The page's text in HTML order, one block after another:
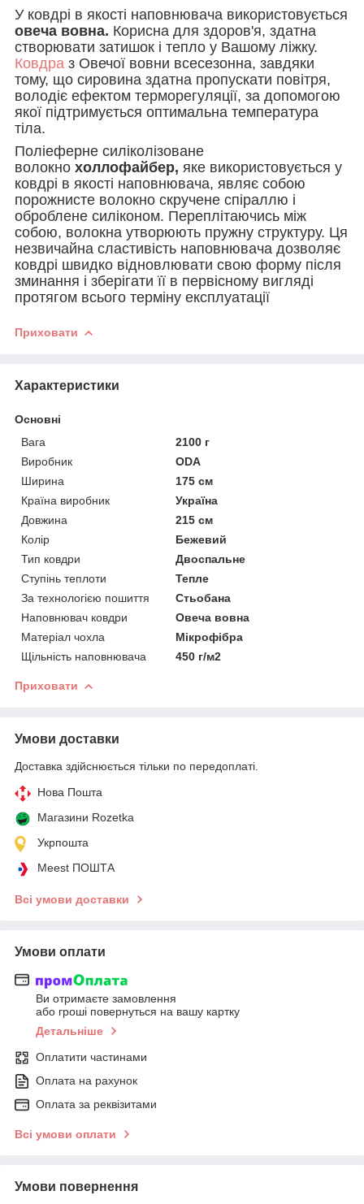
У ковдрі в якості наповнювача використовується
овеча вовна. Корисна для здоров'я, здатна
створювати затишок і тепло у Вашому ліжку.
Ковдра з Овечої вовни всесезонна, завдяки
тому, що сировина здатна пропускати повітря,
володіє ефектом терморегуляції, за допомогою
якої підтримується оптимальна температура
тіла.
Поліеферне силіколізоване
волокно холлофайбер, яке використовується у
ковдрі в якості наповнювача, являє собою
порожнисте волокно скручене спіраллю і
оброблене силіконом. Переплітаючись між
собою, волокна утворюють пружну структуру. Ця
незвичайна сластивість наповнювача дозволяє
ковдрі швидко відновлювати свою форму після
зминання і зберігати її в первісному вигляді
протягом всього терміну експлуатації
Приховати
Характеристики
Основні
Вага
2100 г
Виробник
ODA
Ширина
175 см
Країна виробник
Україна
Довжина
215 см
Колір
Бежевий
Тип ковдри
Двоспальне
Ступінь теплоти
Тепле
За технологією пошиття
Стьобана
Наповнювач ковдри
Овеча вовна
Матеріал чохла
Мікрофібра
Щільність наповнювача
450 г/м2
Приховати
Умови доставки
Доставка здійснюється тільки по передоплаті.
Нова Пошта
Магазини Rozetka
Укрпошта
Meest ПОШТА
Всі умови доставки
Умови оплати
Ви отримаєте замовлення
або гроші повернуться на вашу картку
Детальніше
Оплатити частинами
Оплата на рахунок
Оплата за реквізитами
Всі умови оплати
Умови повернення